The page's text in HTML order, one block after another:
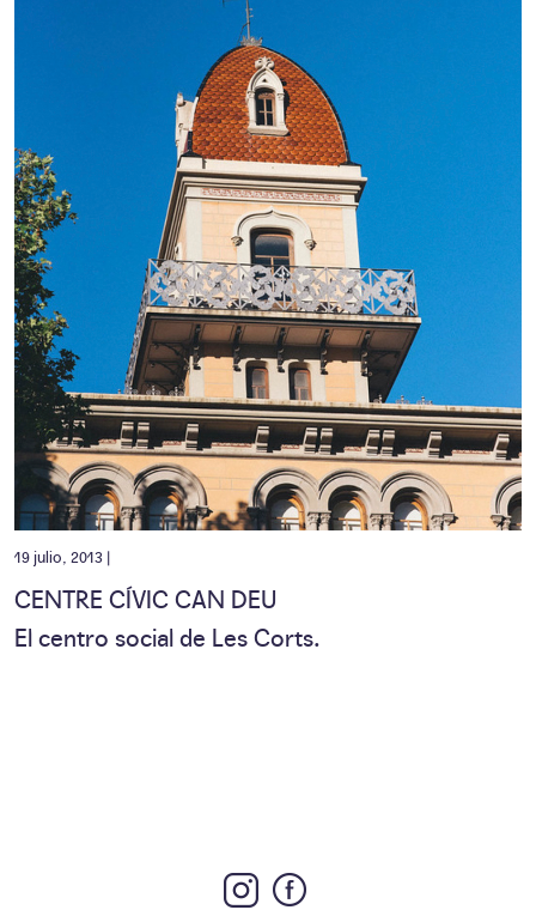
19 julio, 2013 |
CENTRE CÍVIC CAN DEU
El centro social de Les Corts.